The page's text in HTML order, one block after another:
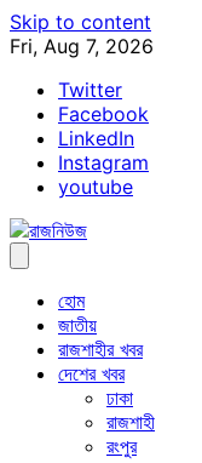
Skip to content
Fri, Aug 7, 2026
Twitter
Facebook
LinkedIn
Instagram
youtube
হোম
জাতীয়
রাজশাহীর খবর
দেশের খবর
ঢাকা
রাজশাহী
রংপুর